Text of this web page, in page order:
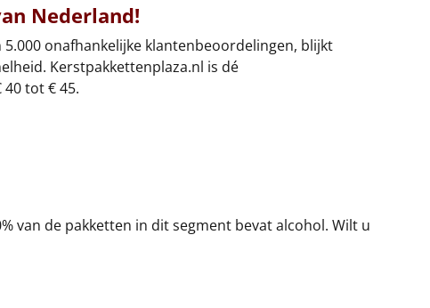
Nederland!
onafhankelijke klantenbeoordelingen, blijkt
Kerstpakkettenplaza.nl is dé
tot € 45.
van de pakketten in dit segment bevat alcohol. Wilt u